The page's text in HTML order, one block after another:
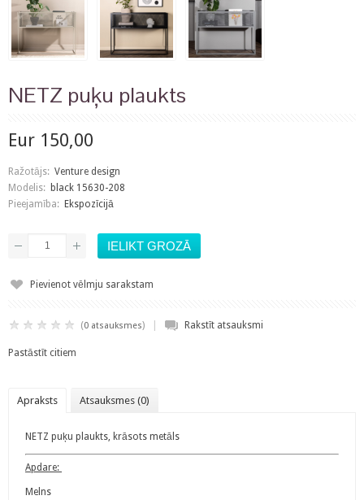
NETZ puķu plaukts
Eur 150,00
Ražotājs: Venture design
Modelis: black 15630-208
Pieejamība: Ekspozīcijā
Pievienot vēlmju sarakstam
(0 atsauksmes) Rakstīt atsauksmi
Pastāstīt citiem
Apraksts Atsauksmes (0)
NETZ puķu plaukts, krāsots metāls
Apdare:
Melns